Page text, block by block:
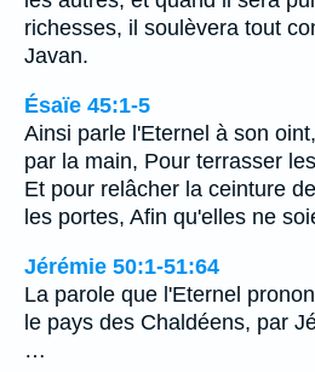
richesses, il soulèvera tout
Javan.
Ésaïe 45:1-5
Ainsi parle l'Eternel à son
par la main, Pour terrasser
Et pour relâcher la ceinture
les portes, Afin qu'elles ne
Jérémie 50:1-51:64
La parole que l'Eternel
le pays des Chaldéens, par
…